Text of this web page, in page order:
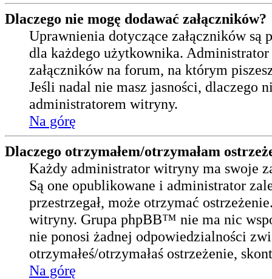
Dlaczego nie mogę dodawać załączników?
Uprawnienia dotyczące załączników
dla każdego użytkownika.
załączników na forum, na którym
Jeśli nadal nie masz jasności, dlaczego
administratorem witryny.
Na górę
Dlaczego otrzymałem/otrzymałam
Każdy administrator witryny ma swoje
Są one opublikowane i administrator
przestrzegał, może otrzymać
witryny. Grupa phpBB™ nie ma nic
nie ponosi żadnej odpowiedzialności
otrzymałeś/otrzymałaś ostrzeżenie,
Na górę